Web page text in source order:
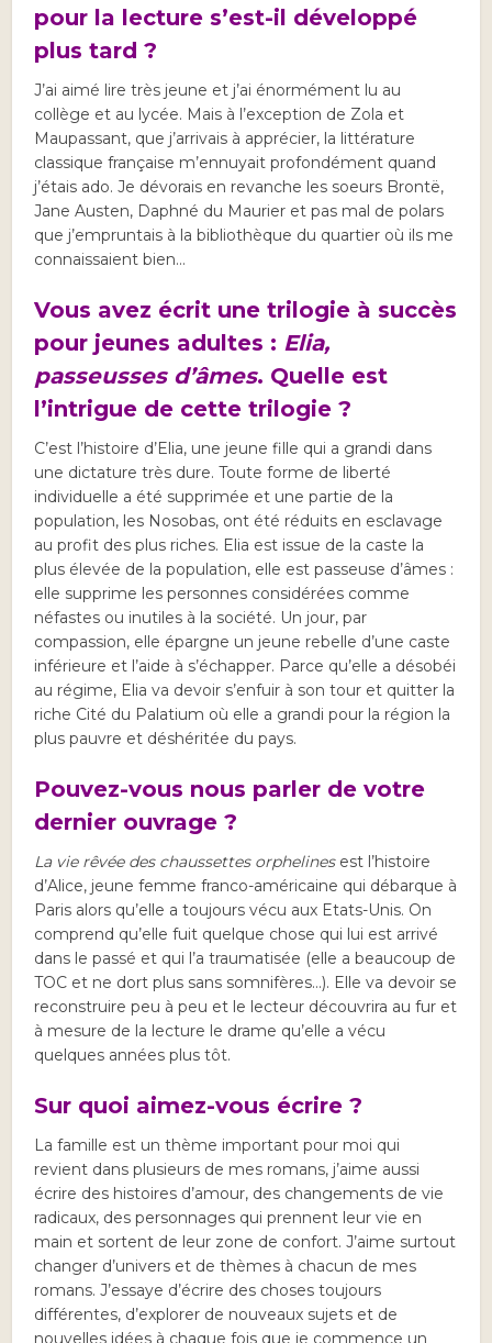
pour la lecture s’est-il développé
plus tard ?
J’ai aimé lire très jeune et j’ai énormément lu au
collège et au lycée. Mais à l’exception de Zola et
Maupassant, que j’arrivais à apprécier, la littérature
classique française m’ennuyait profondément quand
j’étais ado. Je dévorais en revanche les soeurs Brontë,
Jane Austen, Daphné du Maurier et pas mal de polars
que j’empruntais à la bibliothèque du quartier où ils me
connaissaient bien…
Vous avez écrit une trilogie à succès
pour jeunes adultes : Elia,
passeusses d’âmes. Quelle est
l’intrigue de cette trilogie ?
C’est l’histoire d’Elia, une jeune fille qui a grandi dans
une dictature très dure. Toute forme de liberté
individuelle a été supprimée et une partie de la
population, les Nosobas, ont été réduits en esclavage
au profit des plus riches. Elia est issue de la caste la
plus élevée de la population, elle est passeuse d’âmes :
elle supprime les personnes considérées comme
néfastes ou inutiles à la société. Un jour, par
compassion, elle épargne un jeune rebelle d’une caste
inférieure et l’aide à s’échapper. Parce qu’elle a désobéi
au régime, Elia va devoir s’enfuir à son tour et quitter la
riche Cité du Palatium où elle a grandi pour la région la
plus pauvre et déshéritée du pays.
Pouvez-vous nous parler de votre
dernier ouvrage ?
La vie rêvée des chaussettes orphelinesest l’histoire
d’Alice, jeune femme franco-américaine qui débarque à
Paris alors qu’elle a toujours vécu aux Etats-Unis. On
comprend qu’elle fuit quelque chose qui lui est arrivé
dans le passé et qui l’a traumatisée (elle a beaucoup de
TOC et ne dort plus sans somnifères…). Elle va devoir se
reconstruire peu à peu et le lecteur découvrira au fur et
à mesure de la lecture le drame qu’elle a vécu
quelques années plus tôt.
Sur quoi aimez-vous écrire ?
La famille est un thème important pour moi qui
revient dans plusieurs de mes romans, j’aime aussi
écrire des histoires d’amour, des changements de vie
radicaux, des personnages qui prennent leur vie en
main et sortent de leur zone de confort. J’aime surtout
changer d’univers et de thèmes à chacun de mes
romans. J’essaye d’écrire des choses toujours
différentes, d’explorer de nouveaux sujets et de